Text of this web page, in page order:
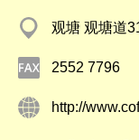
观塘 观塘道
2552 7796
http://